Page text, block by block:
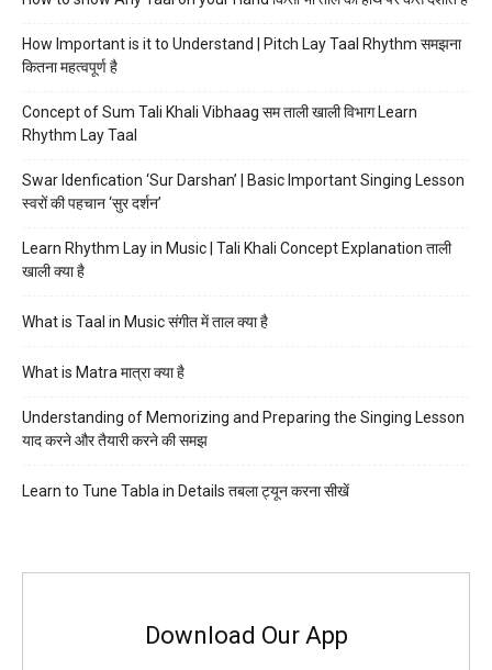
How Important is it to Understand | Pitch Lay Taal Rhythm समझना
कितना महत्वपूर्ण है
Concept of Sum Tali Khali Vibhaag सम ताली खाली विभाग Learn
Rhythm Lay Taal
Swar Idenfication ‘Sur Darshan’ | Basic Important Singing Lesson
स्वरों की पहचान ‘सुर दर्शन’
Learn Rhythm Lay in Music | Tali Khali Concept Explanation ताली
खाली क्या है
What is Taal in Music संगीत में ताल क्या है
What is Matra मात्रा क्या है
Understanding of Memorizing and Preparing the Singing Lesson
याद करने और तैयारी करने की समझ
Learn to Tune Tabla in Details तबला ट्यून करना सीखें
Download Our App